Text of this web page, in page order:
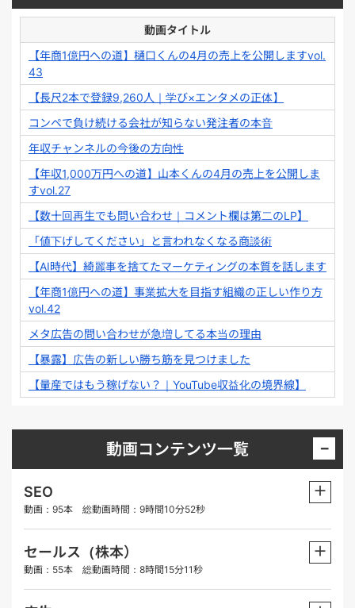
動画タイトル
【年商1億円への道】樋口くんの4月の売上を公開しますvol.
43
【長尺2本で登録9,260人｜学び×エンタメの正体】
コンペで負け続ける会社が知らない発注者の本音
年収チャンネルの今後の方向性
【年収1,000万円への道】山本くんの4月の売上を公開しま
すvol.27
【数十回再生でも問い合わせ｜コメント欄は第二のLP】
「値下げしてください」と言われなくなる商談術
【AI時代】綺麗事を捨てたマーケティングの本質を話します
【年商1億円への道】事業拡大を目指す組織の正しい作り方
vol.42
メタ広告の問い合わせが急増してる本当の理由
【暴露】広告の新しい勝ち筋を見つけました
【量産ではもう稼げない？｜YouTube収益化の境界線】
動画コンテンツ一覧 −
SEO
動画：95本 総動画時間：9時間10分52秒
＋
セールス（株本）
動画：55本 総動画時間：8時間15分11秒
＋